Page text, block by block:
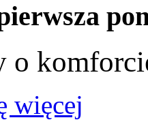
o
więcej